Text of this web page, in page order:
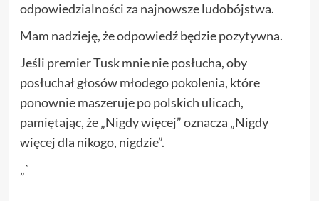
odpowiedzialności za najnowsze ludobójstwa.
Mam nadzieję, że odpowiedź będzie pozytywna.
Jeśli premier Tusk mnie nie posłucha, oby
posłuchał głosów młodego pokolenia, które
ponownie maszeruje po polskich ulicach,
pamiętając, że „Nigdy więcej” oznacza „Nigdy
więcej dla nikogo, nigdzie”.
„`